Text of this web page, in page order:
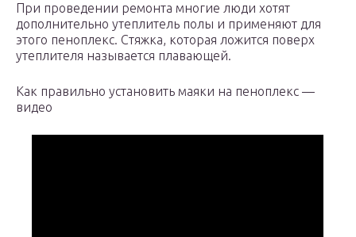
При проведении ремонта многие люди хотят
дополнительно утеплитель полы и применяют для
этого пеноплекс. Стяжка, которая ложится поверх
утеплителя называется плавающей.
Как правильно установить маяки на пеноплекс —
видео